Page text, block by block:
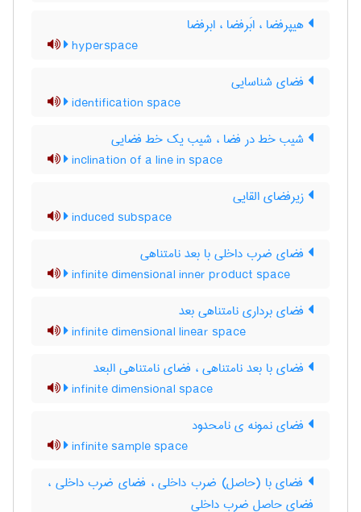
هیپرفضا ، ابَرفضا ، ابرفضا
hyperspace
فضای شناسایی
identification space
شیب خط در فضا ، شیب یک خط فضایی
inclination of a line in space
زیرفضای القایی
induced subspace
فضای ضرب داخلی با بعد نامتناهی
infinite dimensional inner product space
فضای برداری نامتناهی بعد
infinite dimensional linear space
فضای با بعد نامتناهی ، فضای نامتناهی البعد
infinite dimensional space
فضای نمونه ی نامحدود
infinite sample space
فضای با (حاصل) ضرب داخلی ، فضای ضرب داخلی ،
فضای حاصل ضرب داخلی